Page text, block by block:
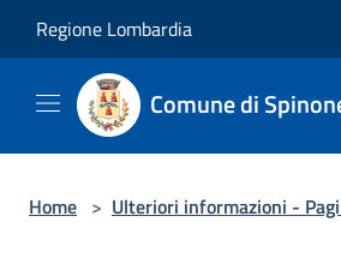
Regione Lombardia
Comune di
Home > Ulteriori informazioni -